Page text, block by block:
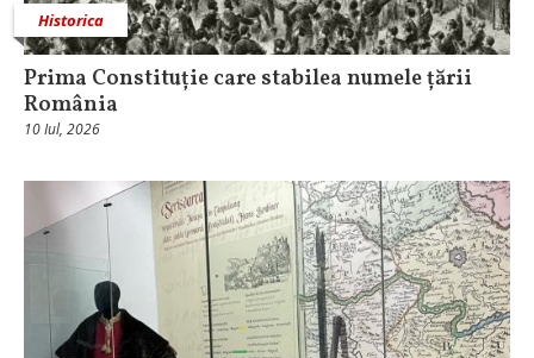
Historica
Prima Constituție care stabilea numele țării
România
10 Iul, 2026